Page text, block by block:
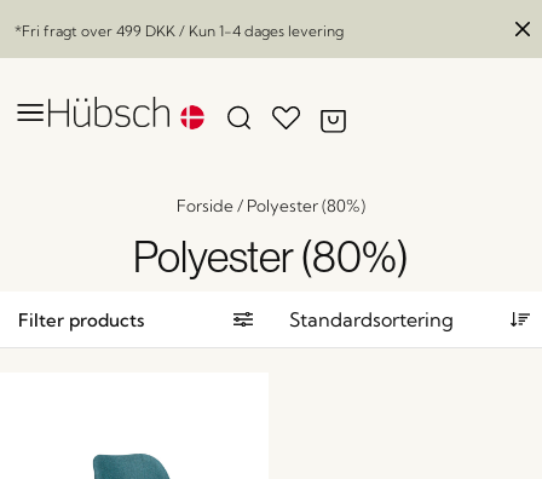
*Fri fragt over 499 DKK / Kun 1-4 dages levering
Forside/ Polyester (80%)
Polyester (80%)
Filter products